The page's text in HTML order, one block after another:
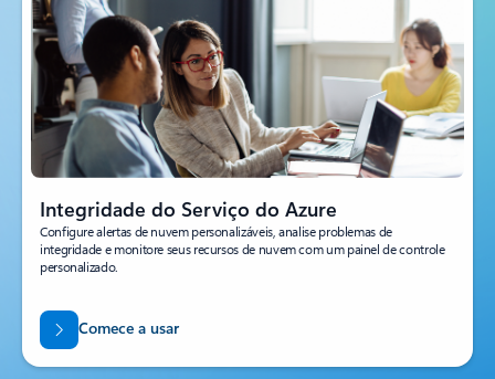
Integridade do Serviço do Azure
Configure alertas de nuvem personalizáveis, analise problemas de
integridade e monitore seus recursos de nuvem com um painel de controle
personalizado.
Comece a usar